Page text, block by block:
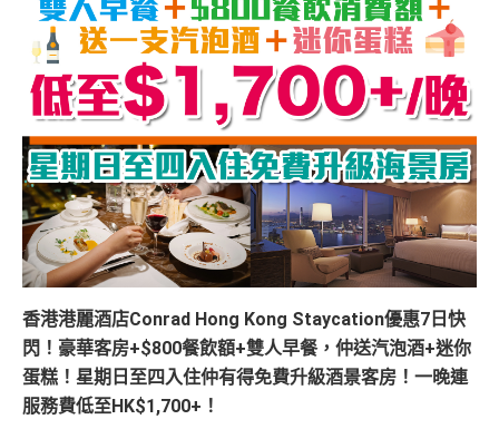
香港港麗酒店Conrad Hong Kong Staycation優惠7日快
閃！豪華客房+$800餐飲額+雙人早餐，仲送汽泡酒+迷你
蛋糕！星期日至四入住仲有得免費升級酒景客房！一晚連
服務費低至HK$1,700+！